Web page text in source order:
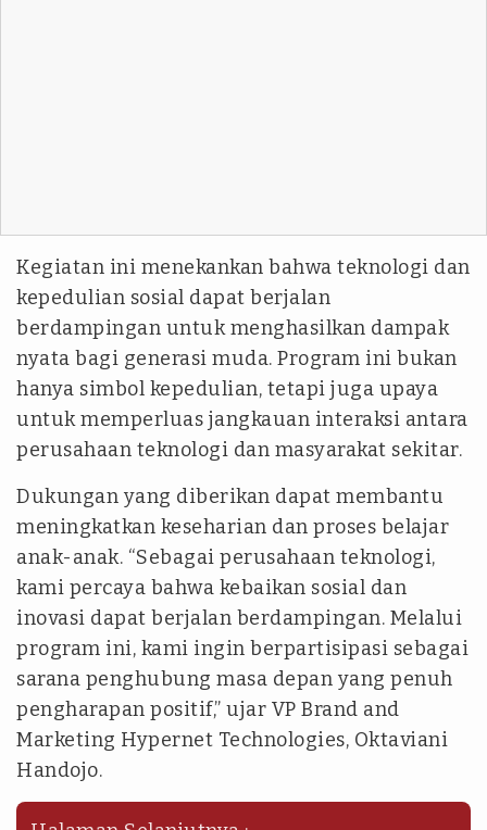
Kegiatan ini menekankan bahwa teknologi dan
kepedulian sosial dapat berjalan
berdampingan untuk menghasilkan dampak
nyata bagi generasi muda. Program ini bukan
hanya simbol kepedulian, tetapi juga upaya
untuk memperluas jangkauan interaksi antara
perusahaan teknologi dan masyarakat sekitar.
Dukungan yang diberikan dapat membantu
meningkatkan keseharian dan proses belajar
anak-anak. “Sebagai perusahaan teknologi,
kami percaya bahwa kebaikan sosial dan
inovasi dapat berjalan berdampingan. Melalui
program ini, kami ingin berpartisipasi sebagai
sarana penghubung masa depan yang penuh
pengharapan positif,” ujar VP Brand and
Marketing Hypernet Technologies, Oktaviani
Handojo.